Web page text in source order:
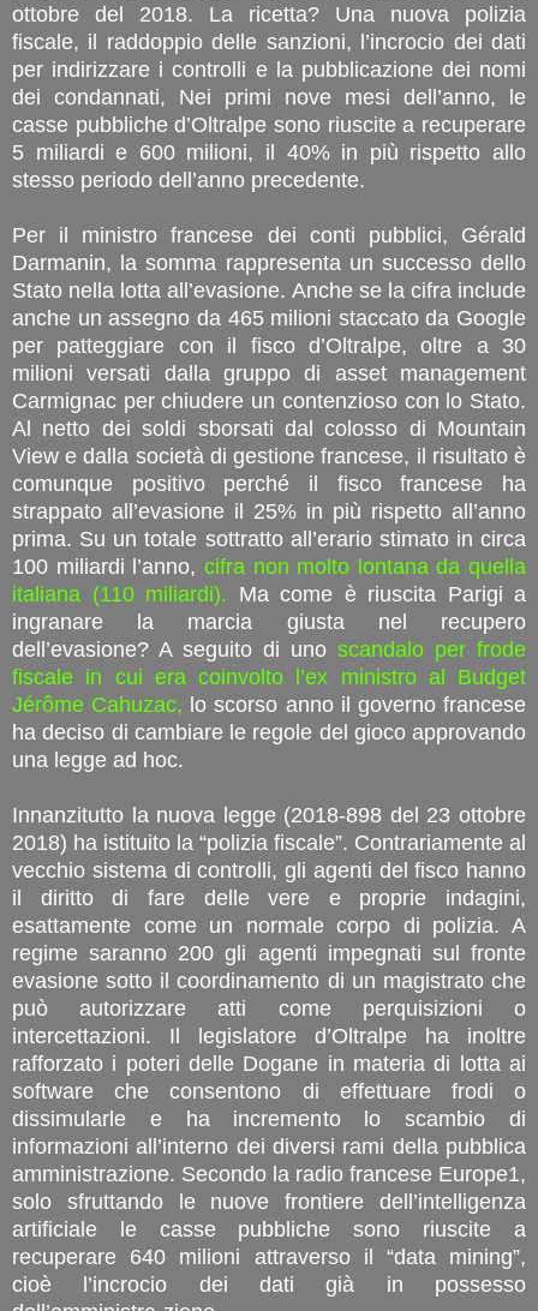
ottobre del 2018. La ricetta? Una nuova polizia
fiscale, il raddoppio delle sanzioni, l’incrocio dei dati
per indirizzare i controlli e la pubblicazione dei nomi
dei condannati, Nei primi nove mesi dell’anno, le
casse pubbliche d’Oltralpe sono riuscite a recuperare
5 miliardi e 600 milioni, il 40% in più rispetto allo
stesso periodo dell’anno precedente.
Per il ministro francese dei conti pubblici, Gérald
Darmanin, la somma rappresenta un successo dello
Stato nella lotta all’evasione. Anche se la cifra include
anche un assegno da 465 milioni staccato da Google
per patteggiare con il fisco d’Oltralpe, oltre a 30
milioni versati dalla gruppo di asset management
Carmignac per chiudere un contenzioso con lo Stato.
Al netto dei soldi sborsati dal colosso di Mountain
View e dalla società di gestione francese, il risultato è
comunque positivo perché il fisco francese ha
strappato all’evasione il 25% in più rispetto all’anno
prima. Su un totale sottratto all’erario stimato in circa
100 miliardi l’anno, cifra non molto lontana da quella
italiana (110 miliardi). Ma come è riuscita Parigi a
ingranare la marcia giusta nel recupero
dell’evasione? A seguito di uno scandalo per frode
fiscale in cui era coinvolto l’ex ministro al Budget
Jérôme Cahuzac, lo scorso anno il governo francese
ha deciso di cambiare le regole del gioco approvando
una legge ad hoc.
Innanzitutto la nuova legge (2018-898 del 23 ottobre
2018) ha istituito la “polizia fiscale”. Contrariamente al
vecchio sistema di controlli, gli agenti del fisco hanno
il diritto di fare delle vere e proprie indagini,
esattamente come un normale corpo di polizia. A
regime saranno 200 gli agenti impegnati sul fronte
evasione sotto il coordinamento di un magistrato che
può autorizzare atti come perquisizioni o
intercettazioni. Il legislatore d’Oltralpe ha inoltre
rafforzato i poteri delle Dogane in materia di lotta ai
software che consentono di effettuare frodi o
dissimularle e ha incremento lo scambio di
informazioni all’interno dei diversi rami della pubblica
amministrazione. Secondo la radio francese Europe1,
solo sfruttando le nuove frontiere dell’intelligenza
artificiale le casse pubbliche sono riuscite a
recuperare 640 milioni attraverso il “data mining”,
cioè l’incrocio dei dati già in possesso